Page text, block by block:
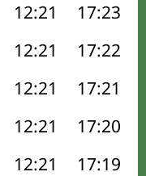
12:21 17:23
12:21 17:22
12:21 17:21
12:21 17:20
12:21 17:19